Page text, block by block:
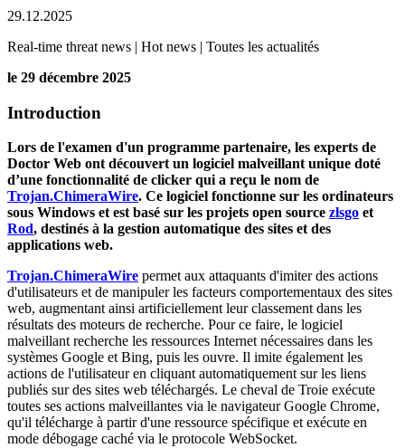
29.12.2025
Real-time threat news | Hot news | Toutes les actualités
le 29 décembre 2025
Introduction
Lors de l'examen d'un programme partenaire, les experts de
Doctor Web ont découvert un logiciel malveillant unique doté
d’une fonctionnalité de clicker qui a reçu le nom de
Trojan.ChimeraWire. Ce logiciel fonctionne sur les ordinateurs
sous Windows et est basé sur les projets open source zlsgo et
Rod, destinés à la gestion automatique des sites et des
applications web.
Trojan.ChimeraWire permet aux attaquants d'imiter des actions
d'utilisateurs et de manipuler les facteurs comportementaux des sites
web, augmentant ainsi artificiellement leur classement dans les
résultats des moteurs de recherche. Pour ce faire, le logiciel
malveillant recherche les ressources Internet nécessaires dans les
systèmes Google et Bing, puis les ouvre. Il imite également les
actions de l'utilisateur en cliquant automatiquement sur les liens
publiés sur des sites web téléchargés. Le cheval de Troie exécute
toutes ses actions malveillantes via le navigateur Google Chrome,
qu'il télécharge à partir d'une ressource spécifique et exécute en
mode débogage caché via le protocole WebSocket.